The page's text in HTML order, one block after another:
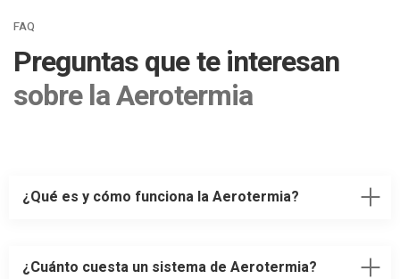
FAQ
Preguntas que te interesan
sobre la Aerotermia
¿Qué es y cómo funciona la Aerotermia?
¿Cuánto cuesta un sistema de Aerotermia?